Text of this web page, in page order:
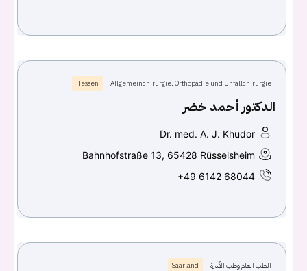
Continue withGoogle
Allgemeinchirurgie, Orthopädie und Unfallchirurgie
Hessen
الدكتور أحمد خضر
Dr. med. A. J. Khudor
Bahnhofstraße 13, 65428 Rüsselsheim
+49 6142 68044
الطب العام وطب الأسرة Saarland